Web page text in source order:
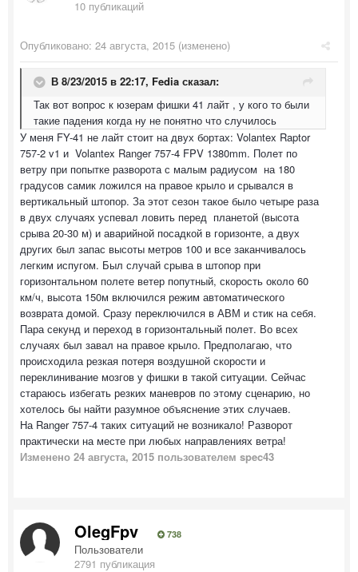
10 публикаций
Опубликовано: 24 августа, 2015 (изменено)
В 8/23/2015 в 22:17, Fedia сказал:
Так вот вопрос к юзерам фишки 41 лайт , у кого то были
такие падения когда ну не понятно что случилось
У меня FY-41 не лайт стоит на двух бортах: Volantex Raptor
757-2 v1 и Volantex Ranger 757-4 FPV 1380mm. Полет по
ветру при попытке разворота с малым радиусом на 180
градусов самик ложился на правое крыло и срывался в
вертикальный штопор. За этот сезон такое было четыре раза
в двух случаях успевал ловить перед планетой (высота
срыва 20-30 м) и аварийной посадкой в горизонте, а двух
других был запас высоты метров 100 и все заканчивалось
легким испугом. Был случай срыва в штопор при
горизонтальном полете ветер попутный, скорость около 60
км/ч, высота 150м включился режим автоматического
возврата домой. Сразу переключился в АВМ и стик на себя.
Пара секунд и переход в горизонтальный полет. Во всех
случаях был завал на правое крыло. Предполагаю, что
происходила резкая потеря воздушной скорости и
переклинивание мозгов у фишки в такой ситуации. Сейчас
стараюсь избегать резких маневров по этому сценарию, но
хотелось бы найти разумное объяснение этих случаев.
На Ranger 757-4 таких ситуаций не возникало! Разворот
практически на месте при любых направлениях ветра!
Изменено 24 августа, 2015 пользователем spec43
OlegFpv 738
Пользователи
2791 публикация